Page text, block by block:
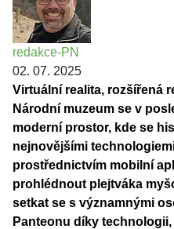
redakce-PN
02. 07. 2025
Virtuální realita, rozšířená
Národní muzeum se v
moderní prostor, kde se
nejnovějšími
prostřednictvím mobilní
prohlédnout plejtváka
setkat se s významnými
Panteonu díky